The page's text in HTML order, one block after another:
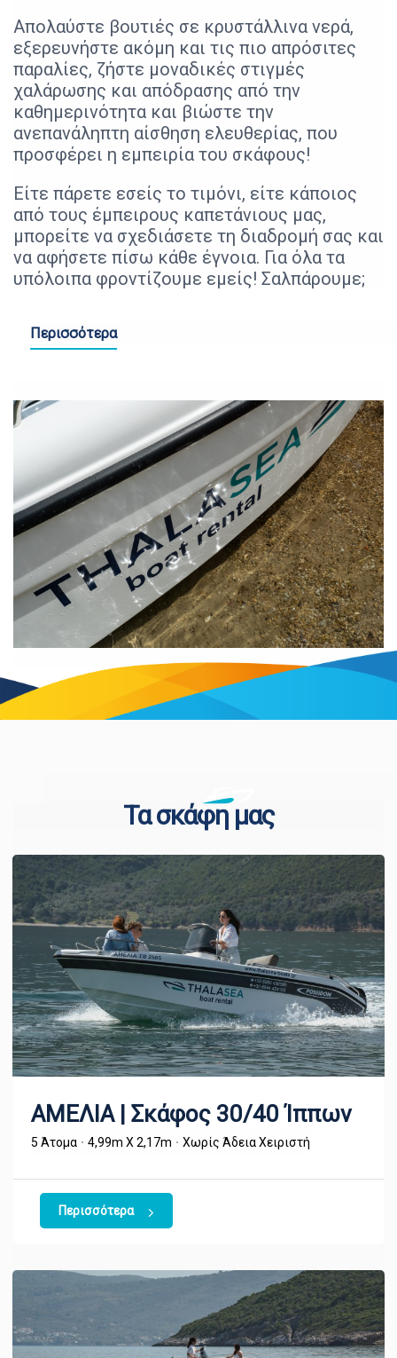
Απολαύστε βουτιές σε κρυστάλλινα νερά,
εξερευνήστε ακόμη και τις πιο απρόσιτες
παραλίες, ζήστε μοναδικές στιγμές
χαλάρωσης και απόδρασης από την
καθημερινότητα και βιώστε την
ανεπανάληπτη αίσθηση ελευθερίας, που
προσφέρει η εμπειρία του σκάφους!
Είτε πάρετε εσείς το τιμόνι, είτε κάποιος
από τους έμπειρους καπετάνιους μας,
μπορείτε να σχεδιάσετε τη διαδρομή σας και
να αφήσετε πίσω κάθε έγνοια. Για όλα τα
υπόλοιπα φροντίζουμε εμείς! Σαλπάρουμε;
Περισσότερα
Τα σκάφη μας
AMEΛΙΑ | Σκάφος 30/40 Ίππων
5 Άτομα 4,99m X 2,17m Χωρίς Άδεια Χειριστή
Περισσότερα